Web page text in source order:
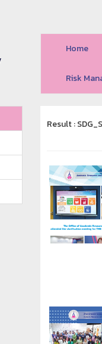
Home
Risk
Result :